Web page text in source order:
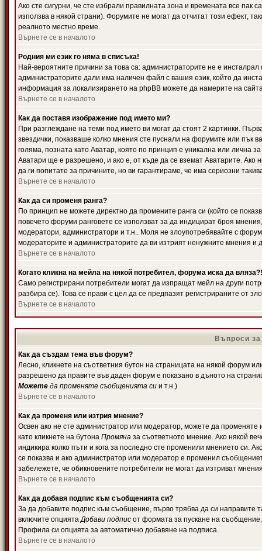
Ако сте сигурни, че сте избрали правилната зона и времената все
използва в някой страни). Форумите не могат да отчитат този ефект,
реалното местно време.
Върнете се в началото
Родния ми език го няма в списъка!
Най-вероятните причини за това са: администраторите не е
администраторите дали има наличен файл с вашия език, който да
информация за локализирането на phpBB можете да намерите на
Върнете се в началото
Как да поставя изображение под името ми?
При разглеждане на теми под името ви могат да стоят 2 картинки.
звездички, показваше колко мнения сте пуснали на форумите или пък
голяма, позната като Аватар, която по принцип е уникална или лична
Аватари ще е разрешено, и ако е, от къде да се вземат Аватарите.
да ги попитате за причините, но ви гарантираме, че има сериозни
Върнете се в началото
Как да си променя ранга?
По принцип не можете директно да промените ранга си (който се
повечето форуми ранговете се използват за да индицират броя
модератори, администратори и т.н.. Моля не злоупотребявайте с
модераторите и администраторите да ви изтрият ненужните мнения и
Върнете се в началото
Когато кликна на мейла на някой потребител, форума иска да вляза?!
Само регистрирани потребители могат да изпращат мейл на други
разбира се). Това се прави с цел да се предпазят регистрираните от
Върнете се в началото
Въпроси
Как да създам тема във форум?
Лесно, кликнете на съответния бутон на страницата на някой форум
разрешено да правите във даден форум е показано в дъното на
Можете да променяте съобщенията си и т.н.)
Върнете се в началото
Как да променя или изтрия мнение?
Освен ако не сте администратор или модератор, можете да
като кликнете на бутона Промяна за съответното мнение. Ако някой
индикира колко пъти и кога за последно сте променили мнението си.
се показва и ако администратор или модератор е променил
забележете, че обикновените потребители не могат да изтриват
Върнете се в началото
Как да добавя подпис към съобщенията си?
За да добавите подпис към съобщение, първо трябва да си
включите опциятаДобави подпис от формата за пускане на
Профила си опцията за автоматично добавяне на подписа.
Върнете се в началото